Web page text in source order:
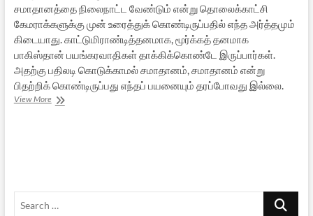
சமாதானத்தை நிலைநாட்ட வேண்டும் என்று தொலைக்காட்சி
கேமராக்களுக்கு முன் உரைத்துக் கொண்டிருப்பதில் எந்த அர்த்தமும்
கிடையாது. காட்டுமிராண்டித்தனமாக, மூர்க்கத் தனமாக
பாகிஸ்தான் பயங்கரவாதிகள் தாக்கிக்கொண்டே இருப்பார்கள்.
அதற்கு பதிலடி கொடுக்காமல் சமாதானம், சமாதானம் என்று
பிதற்றிக் கொண்டிருப்பது எந்தப் பயனையும் தரப்போவது இல்லை.
View Moreபாகிஸ்தான்
Search